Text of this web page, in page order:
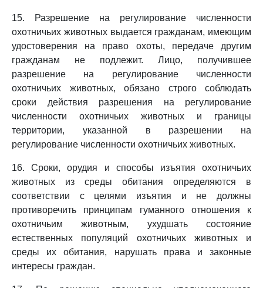
15. Разрешение на регулирование численности
охотничьих животных выдается гражданам, имеющим
удостоверения на право охоты, передаче другим
гражданам не подлежит. Лицо, получившее
разрешение на регулирование численности
охотничьих животных, обязано строго соблюдать
сроки действия разрешения на регулирование
численности охотничьих животных и границы
территории, указанной в разрешении на
регулирование численности охотничьих животных.
16. Сроки, орудия и способы изъятия охотничьих
животных из среды обитания определяются в
соответствии с целями изъятия и не должны
противоречить принципам гуманного отношения к
охотничьим животным, ухудшать состояние
естественных популяций охотничьих животных и
среды их обитания, нарушать права и законные
интересы граждан.